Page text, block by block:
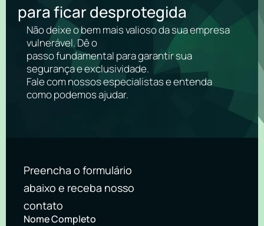
para ficar desprotegida
Não deixe o bem mais valioso da sua empresa
vulnerável. Dê o
passo fundamental para garantir sua
segurança e exclusividade.
Fale com nossos especialistas e entenda
como podemos ajudar.
Preencha o formulário
abaixo e receba nosso
contato
Nome Completo